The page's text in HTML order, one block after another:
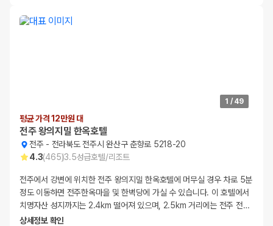
1 / 49
평균 가격 12만원 대
전주 왕의지밀 한옥호텔
전주 - 전라북도 전주시 완산구 춘향로 5218-20
4.3(465)3.5성급호텔/리조트
전주에서 강변에 위치한 전주 왕의지밀 한옥호텔에 머무실 경우 차로 5분
정도 이동하면 전주한옥마을 및 한벽당에 가실 수 있습니다. 이 호텔에서
치명자산 성지까지는 2.4km 떨어져 있으며, 2.5km 거리에는 전주 전…
상세정보 확인